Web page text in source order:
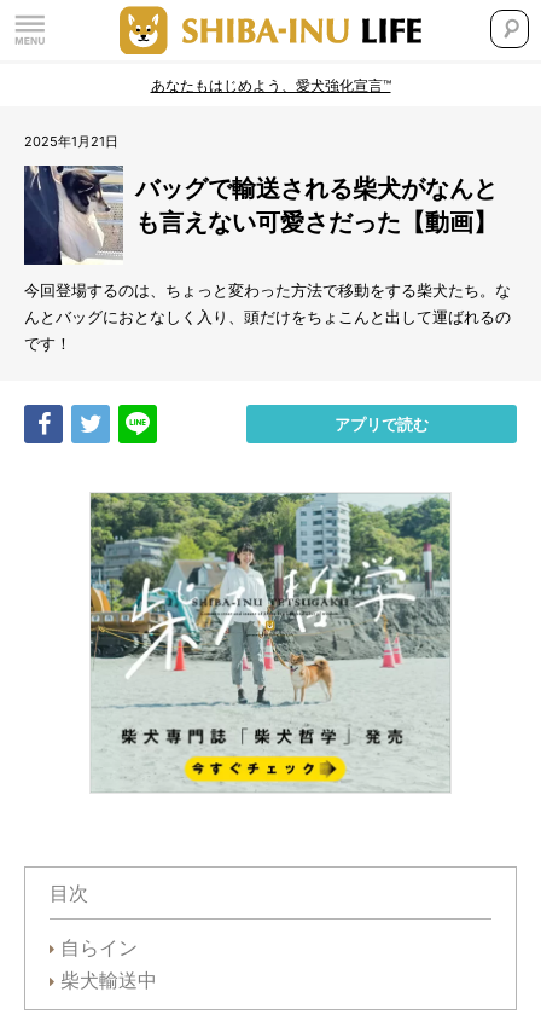
あなたもはじめよう、愛犬強化宣言™
2025年1月21日
バッグで輸送される柴犬がなんと
も言えない可愛さだった【動画】
今回登場するのは、ちょっと変わった方法で移動をする柴犬たち。な
んとバッグにおとなしく入り、頭だけをちょこんと出して運ばれるの
です！
Share Tweet アプリで読む
目次
自らイン
柴犬輸送中